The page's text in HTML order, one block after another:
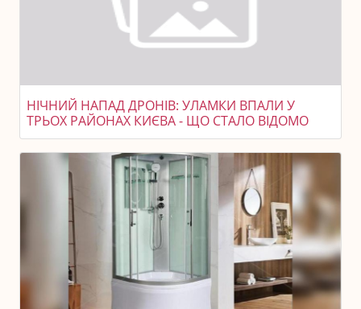
НІЧНИЙ НАПАД ДРОНІВ: УЛАМКИ ВПАЛИ У
ТРЬОХ РАЙОНАХ КИЄВА - ЩО СТАЛО ВІДОМО